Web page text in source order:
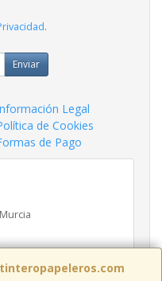
.
Enviar
Legal
de Cookies
de Pago
Murcia